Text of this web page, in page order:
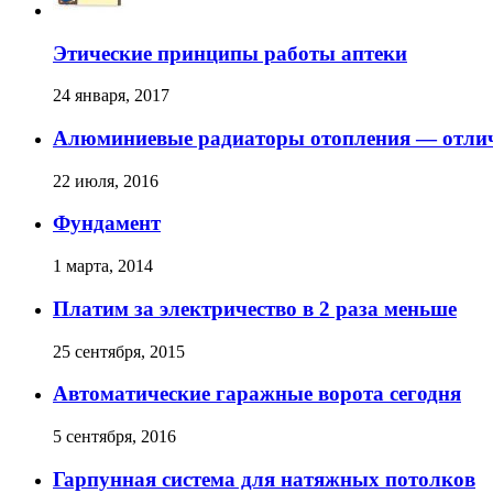
Этические принципы работы аптеки
24 января, 2017
Алюминиевые радиаторы отопления —
22 июля, 2016
Фундамент
1 марта, 2014
Платим за электричество в 2 раза меньше
25 сентября, 2015
Автоматические гаражные ворота сегодня
5 сентября, 2016
Гарпунная система для натяжных потолков